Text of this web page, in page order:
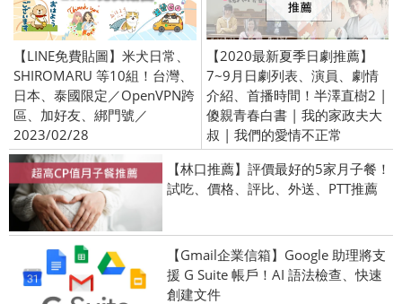
【LINE免費貼圖】米犬日常、
SHIROMARU 等10組！台灣、
日本、泰國限定／OpenVPN跨
區、加好友、綁門號／
2023/02/28
【2020最新夏季日劇推薦】
7~9月日劇列表、演員、劇情
介紹、首播時間！半澤直樹2 |
傻親青春白書 | 我的家政夫大
叔 | 我們的愛情不正常
【林口推薦】評價最好的5家月子餐！
試吃、價格、評比、外送、PTT推薦
【Gmail企業信箱】Google 助理將支
援 G Suite 帳戶！AI 語法檢查、快速
創建文件